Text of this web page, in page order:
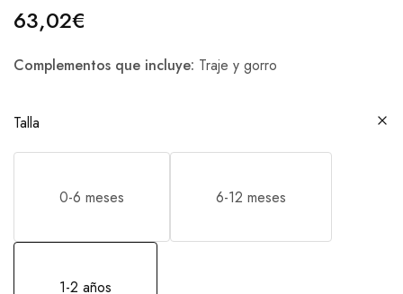
63,02€
Complementos que incluye: Traje y gorro
Talla
0-6 meses 6-12 meses
1-2 años